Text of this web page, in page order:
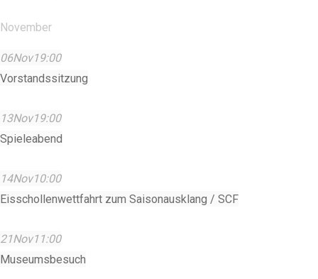
November
06Nov19:00
Vorstandssitzung
13Nov19:00
Spieleabend
14Nov10:00
Eisschollenwettfahrt zum Saisonausklang / SCF
21Nov11:00
Museumsbesuch